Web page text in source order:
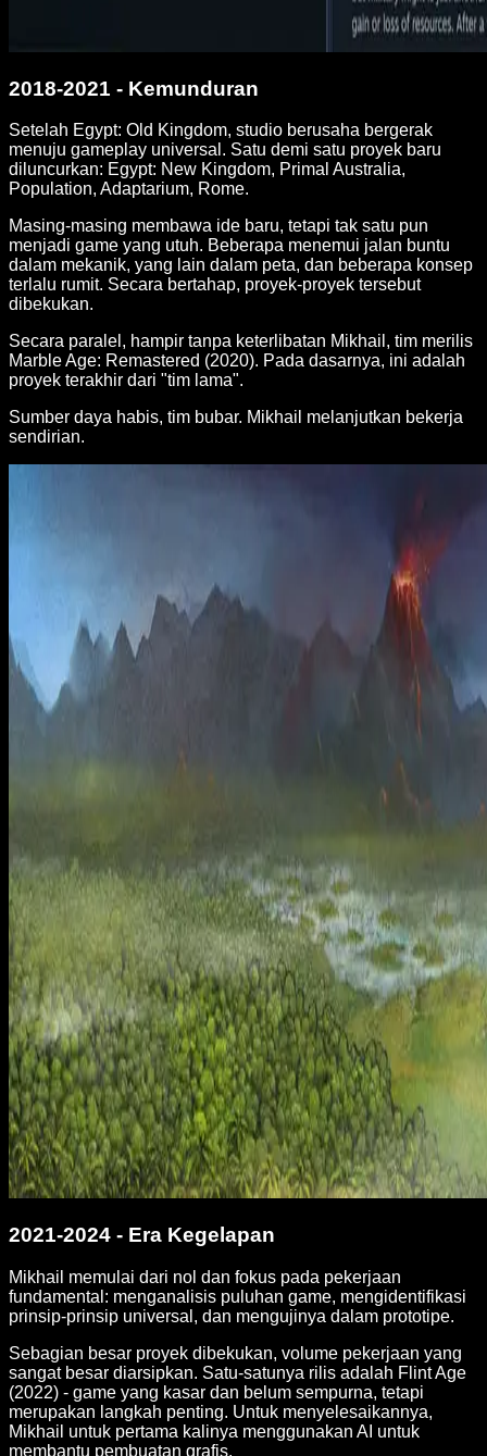
2018-2021 - Kemunduran
Setelah Egypt: Old Kingdom, studio berusaha bergerak
menuju gameplay universal. Satu demi satu proyek baru
diluncurkan: Egypt: New Kingdom, Primal Australia,
Population, Adaptarium, Rome.
Masing-masing membawa ide baru, tetapi tak satu pun
menjadi game yang utuh. Beberapa menemui jalan buntu
dalam mekanik, yang lain dalam peta, dan beberapa konsep
terlalu rumit. Secara bertahap, proyek-proyek tersebut
dibekukan.
Secara paralel, hampir tanpa keterlibatan Mikhail, tim merilis
Marble Age: Remastered (2020). Pada dasarnya, ini adalah
proyek terakhir dari "tim lama".
Sumber daya habis, tim bubar. Mikhail melanjutkan bekerja
sendirian.
2021-2024 - Era Kegelapan
Mikhail memulai dari nol dan fokus pada pekerjaan
fundamental: menganalisis puluhan game, mengidentifikasi
prinsip-prinsip universal, dan mengujinya dalam prototipe.
Sebagian besar proyek dibekukan, volume pekerjaan yang
sangat besar diarsipkan. Satu-satunya rilis adalah Flint Age
(2022) - game yang kasar dan belum sempurna, tetapi
merupakan langkah penting. Untuk menyelesaikannya,
Mikhail untuk pertama kalinya menggunakan AI untuk
membantu pembuatan grafis.